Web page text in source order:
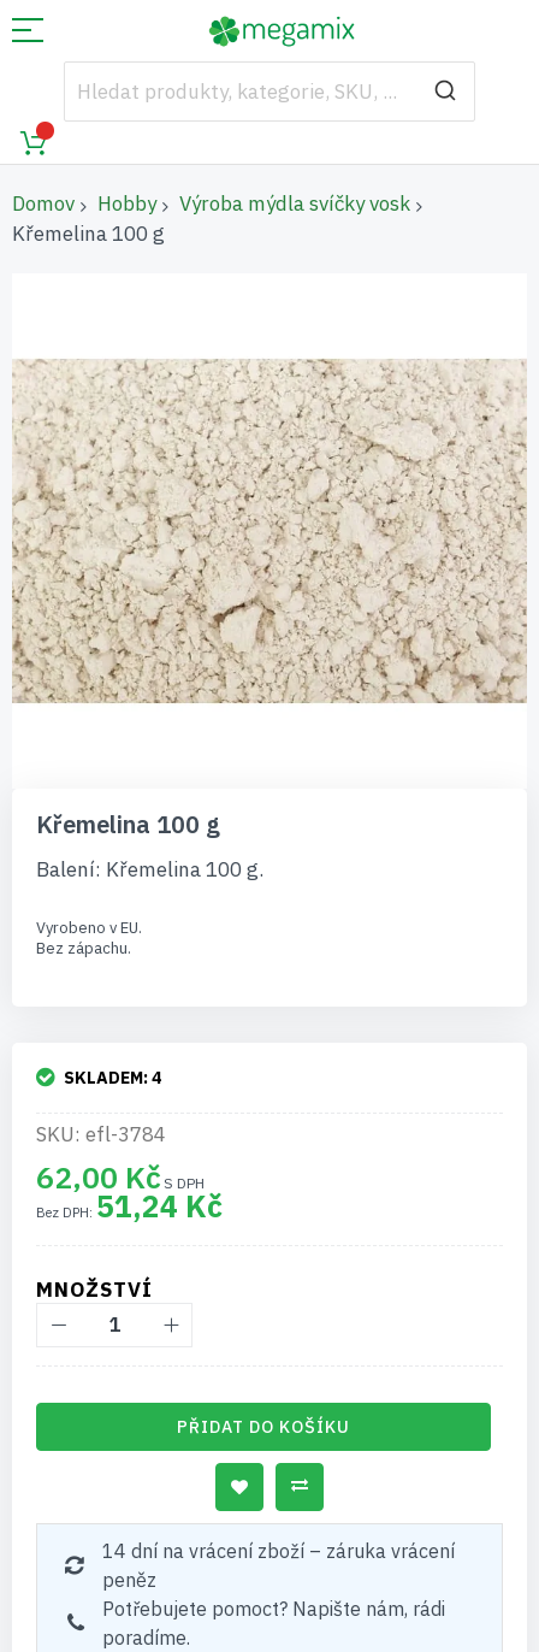
Domov Hobby
Výroba mýdla svíčky vosk
Křemelina 100 g
s
obrázky
začátek
galerie
Křemelina 100 g
Balení: Křemelina 100 g.
Vyrobeno v EU.
Bez zápachu.
SKLADEM:4
SKU: efl-3784
62,00 Kč
51,24 Kč
MNOŽSTVÍ
PŘIDAT DO KOŠÍKU
14 dní na vrácení zboží – záruka vrácení
peněz
Potřebujete pomoct? Napište nám, rádi
poradíme.